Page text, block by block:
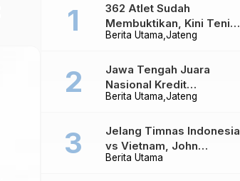
Berita Utama Jateng
362 Atlet Sudah
Membuktikan, Kini Tenis
Meja Jateng Dibidik Jadi
Berita Utama Jateng
Jawa Tengah Juara
Nasional Kredit
Perumahan, Realisasi
Berita Utama
Jelang Timnas Indonesia
vs Vietnam, John
Herdman Ungkap Hal